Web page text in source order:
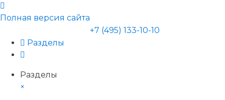
Полная версия сайта
+7 (495) 133-10-10
Разделы
Разделы
×